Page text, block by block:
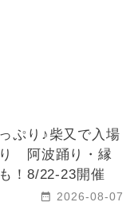
ぷり♪柴又で入場
阿波踊り・縁
！8/22-23開催
2026-08-07